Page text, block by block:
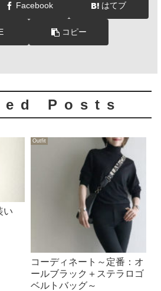
Facebook はてブ
コピー
Posts
い
Outfit
コーディネート～定番：オ
ールブラック＋ステラロゴ
ベルトバッグ～